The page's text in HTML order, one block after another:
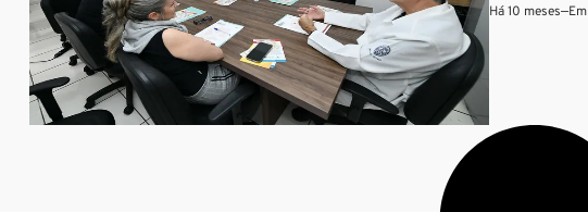
Há 10 meses—Em